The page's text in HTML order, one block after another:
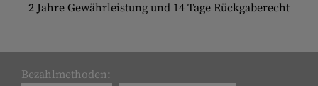
2 Jahre Gewährleistung und 14 Tage Rückgaberecht
Bezahlmethoden: